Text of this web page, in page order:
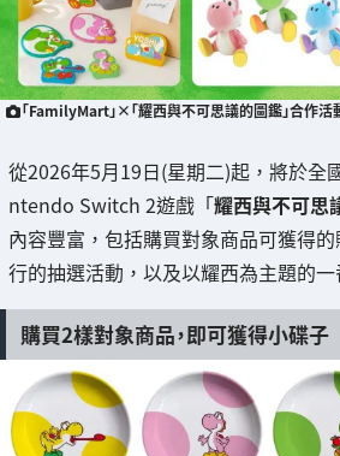
「FamilyMart」×「耀西與不可思議的圖鑑」合作活
從2026年5月19日(星期二)起，將於全
ntendo Switch 2遊戲「耀西與不可思
內容豐富，包括購買對象商品可獲得
行的抽選活動，以及以耀西為主題的一
購買2樣對象商品，即可獲得小碟子